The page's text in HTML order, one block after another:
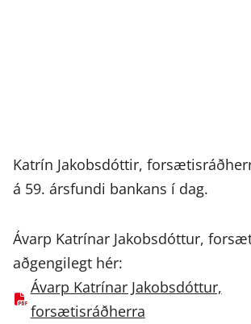
Katrín Jakobsdóttir,
á 59. ársfundi bankans í dag.
Ávarp Katrínar Jakobsdóttur,
aðgengilegt hér:
Ávarp Katrínar Jakobsdóttur,
forsætisráðherra